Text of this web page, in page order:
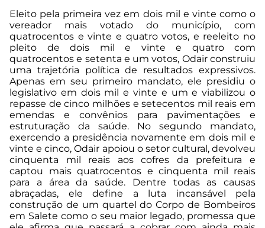
Eleito pela primeira vez em dois mil e vinte como o
vereador mais votado do município, com
quatrocentos e vinte e quatro votos, e reeleito no
pleito de dois mil e vinte e quatro com
quatrocentos e setenta e um votos, Odair construiu
uma trajetória política de resultados expressivos.
Apenas em seu primeiro mandato, ele presidiu o
legislativo em dois mil e vinte e um e viabilizou o
repasse de cinco milhões e setecentos mil reais em
emendas e convênios para pavimentações e
estruturação da saúde. No segundo mandato,
exercendo a presidência novamente em dois mil e
vinte e cinco, Odair apoiou o setor cultural, devolveu
cinquenta mil reais aos cofres da prefeitura e
captou mais quatrocentos e cinquenta mil reais
para a área da saúde. Dentre todas as causas
abraçadas, ele define a luta incansável pela
construção de um quartel do Corpo de Bombeiros
em Salete como o seu maior legado, promessa que